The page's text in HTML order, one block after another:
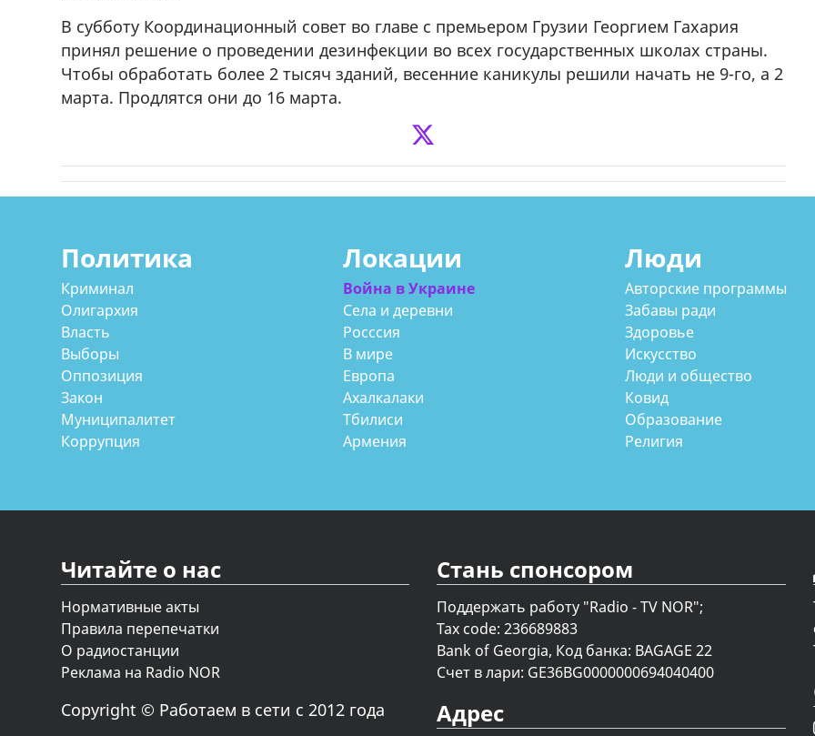
В субботу Координационный совет во главе с премьером Грузии Георгием Гахария
принял решение о проведении дезинфекции во всех государственных школах страны.
Чтобы обработать более 2 тысяч зданий, весенние каникулы решили начать не 9-го, а 2
марта. Продлятся они до 16 марта.
Политика
Криминал
Олигархия
Власть
Выборы
Оппозиция
Закон
Муниципалитет
Коррупция
Локации
Война в Украине
Села и деревни
Росссия
В мире
Европа
Ахалкалаки
Тбилиси
Армения
Люди
Авторские программы
Забавы ради
Здоровье
Искусство
Люди и общество
Ковид
Образование
Религия
Читайте о нас
Нормативные акты
Правила перепечатки
О радиостанции
Реклама на Radio NOR
Copyright © Работаем в сети с 2012 года
Стань спонсором
Поддержать работу "Radio - TV NOR";
Tax code: 236689883
Bank of Georgia, Код банка: BAGAGE 22
Счет в лари: GE36BG0000000694040400
Адрес